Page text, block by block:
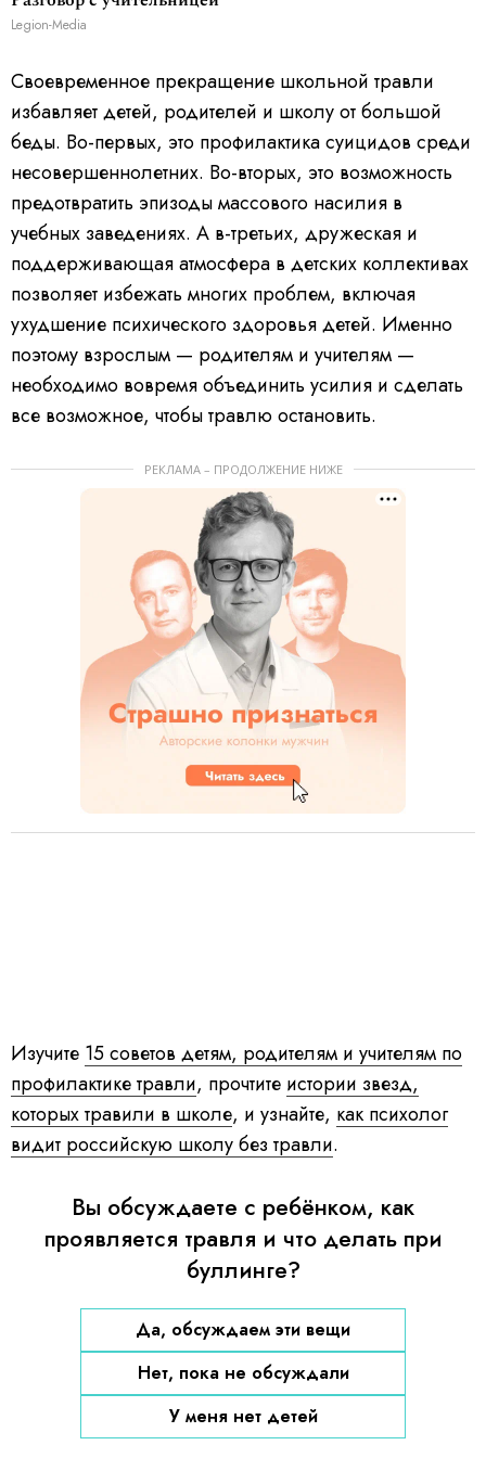
Legion-Media
Своевременное прекращение школьной травли
избавляет детей, родителей и школу от большой
беды. Во-первых, это профилактика суицидов среди
несовершеннолетних. Во-вторых, это возможность
предотвратить эпизоды массового насилия в
учебных заведениях. А в-третьих, дружеская и
поддерживающая атмосфера в детских коллективах
позволяет избежать многих проблем, включая
ухудшение психического здоровья детей. Именно
поэтому взрослым — родителям и учителям —
необходимо вовремя объединить усилия и сделать
все возможное, чтобы травлю остановить.
РЕКЛАМА – ПРОДОЛЖЕНИЕ НИЖЕ
Изучите 15 советов детям, родителям и учителям по
профилактике травли, прочтите истории звезд,
которых травили в школе, и узнайте, как психолог
видит российскую школу без травли.
Вы обсуждаете с ребёнком, как
проявляется травля и что делать при
буллинге?
Да, обсуждаем эти вещи
Нет, пока не обсуждали
У меня нет детей